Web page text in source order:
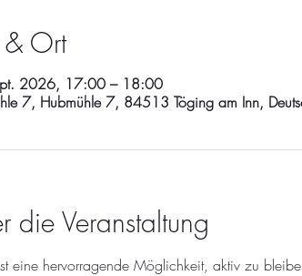
Ort
2026, 17:00 – 18:00
7, Hubmühle 7, 84513 Töging am Inn,
die Veranstaltung
eine hervorragende Möglichkeit, aktiv zu